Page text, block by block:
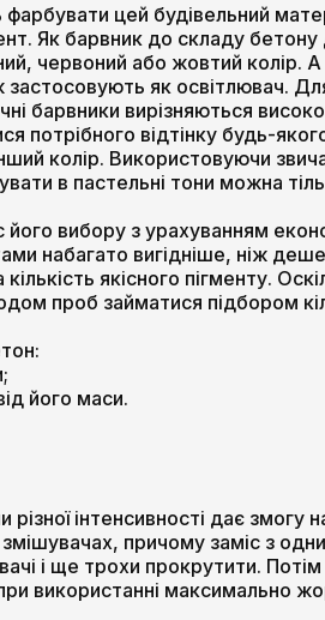
цей будівельний
Як барвник до складу бетону
червоний або жовтий колір.
як освітлювач.
барвники вирізняються
потрібного відтінку будь-
колір. Використовуючи
в пастельні тони можна
вибору з урахуванням
набагато вигідніше, ніж
якісного пігменту.
проб займатися підбором
його маси.
інтенсивності дає змогу
причому заміс з
і ще трохи прокрутити.
використанні максимально